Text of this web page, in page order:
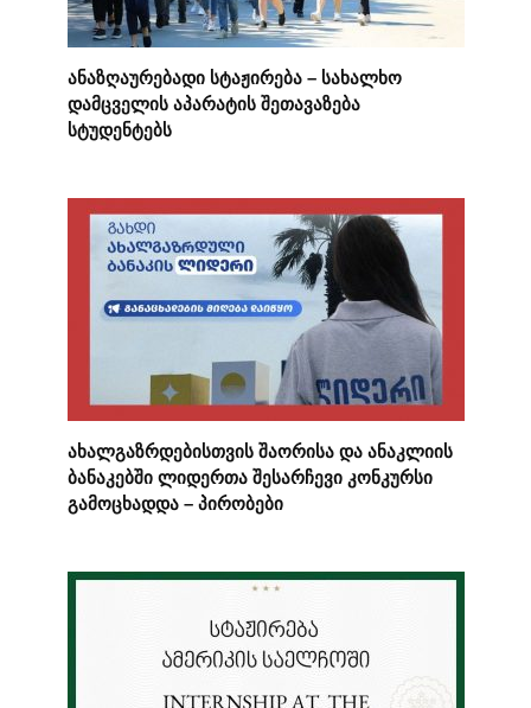
ანაზღაურებადი სტაჟირება – სახალხო
დამცველის აპარატის შეთავაზება
სტუდენტებს
ახალგაზრდებისთვის შაორისა და ანაკლიის
ბანაკებში ლიდერთა შესარჩევი კონკურსი
გამოცხადდა – პირობები